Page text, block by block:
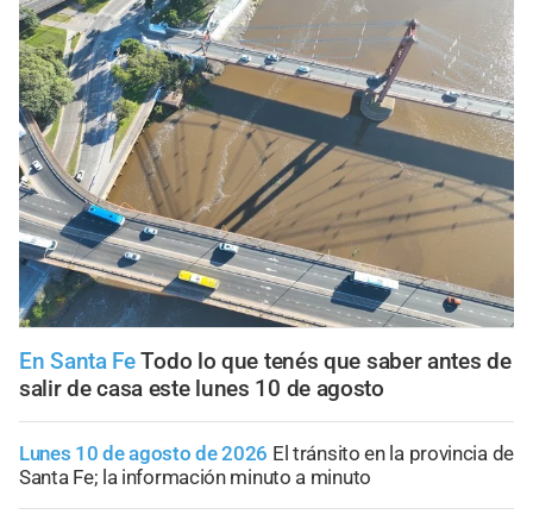
En Santa FeTodo lo que tenés que saber antes de
salir de casa este lunes 10 de agosto
Lunes 10 de agosto de 2026 El tránsito en la provincia de
Santa Fe; la información minuto a minuto